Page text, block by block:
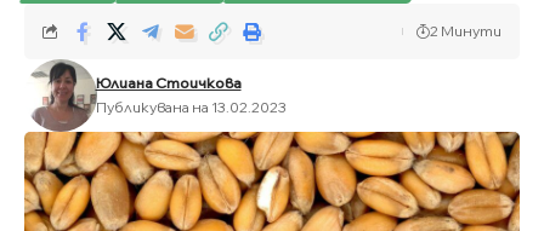
Юлиана Стоичкова
Публикувана на 13.02.2023
2 Минути